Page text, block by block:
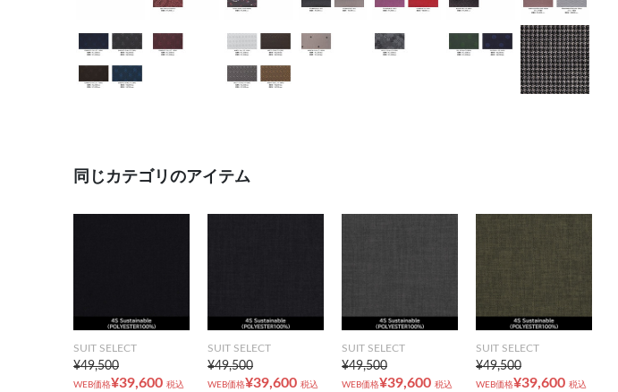
同じカテゴリのアイテム
SUIT SELECT
¥49,500
WEB価格¥39,600 税込
SUIT SELECT
¥49,500
WEB価格¥39,600 税込
SUIT SELECT
¥49,500
WEB価格¥39,600 税込
SUIT SELECT
¥49,500
WEB価格¥39,600 税込